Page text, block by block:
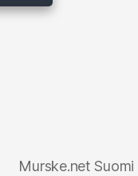
Murske.net